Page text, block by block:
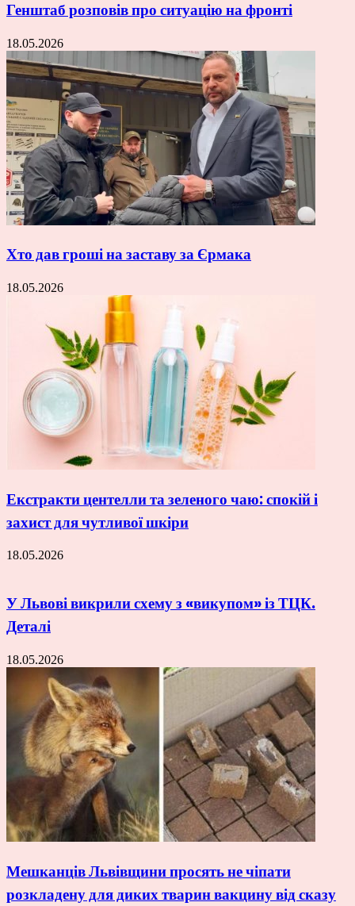
Генштаб розповів про ситуацію на фронті
18.05.2026
Хто дав гроші на заставу за Єрмака
18.05.2026
Екстракти центелли та зеленого чаю: спокій і
захист для чутливої шкіри
18.05.2026
У Львові викрили схему з «викупом» із ТЦК.
Деталі
18.05.2026
Мешканців Львівщини просять не чіпати
розкладену для диких тварин вакцину від сказу